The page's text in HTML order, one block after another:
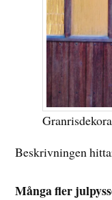
Beskrivningen
Många fler